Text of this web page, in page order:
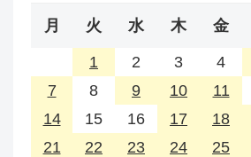
月 火 水 木 金
1 2 3 4
7
8 9 10 11
14
15 16 17 18
21
22 23 24 25